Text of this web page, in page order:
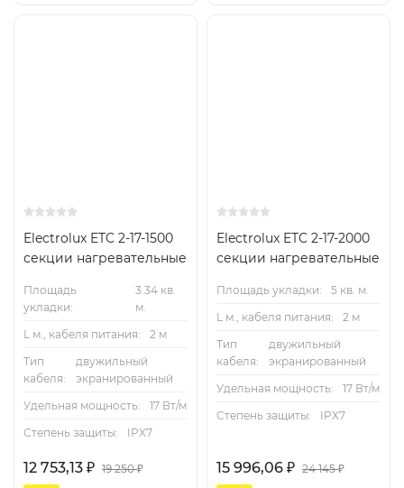
Electrolux ETC 2-17-1500
секции нагревательные
Площадь
укладки:
3.34 кв.
м.
L м., кабеля питания:
2 м
Тип
кабеля:
двужильный
экранированный
Удельная мощность:
17 Вт/м
Степень защиты:
IPX7
12 753,13 ₽ 19 250₽
Electrolux ETC 2-17-2000
секции нагревательные
Площадь укладки:
5 кв. м.
L м., кабеля питания:
2 м
Тип
кабеля:
двужильный
экранированный
Удельная мощность:
17 Вт/м
Степень защиты:
IPX7
15 996,06 ₽ 24 145₽